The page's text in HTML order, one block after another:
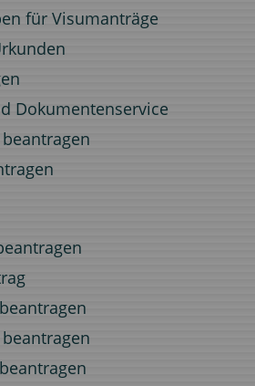
für Visumanträge
Dokumentenservice